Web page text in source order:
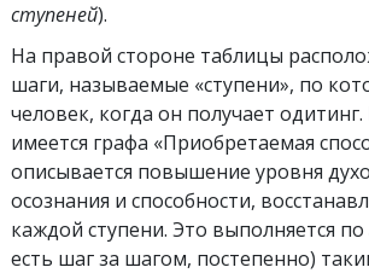
ступеней).
На правой стороне таблицы
шаги, называемые «ступени», по
человек, когда он получает
имеется графа «Приобретаемая
описывается повышение уровня
осознания и способности,
каждой ступени. Это выполняется по
есть шаг за шагом, постепенно)